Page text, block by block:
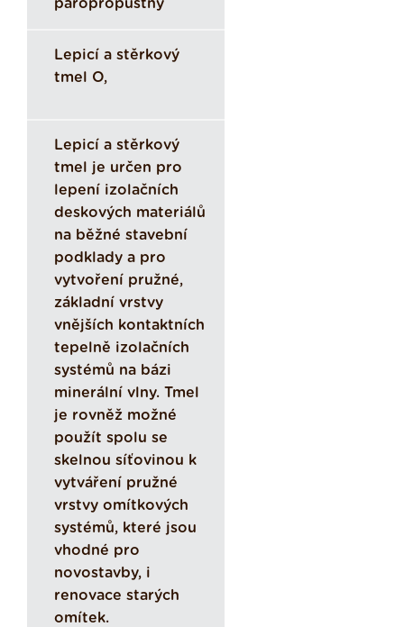
paropropustný
Lepicí a stěrkový
tmel O,
Lepicí a stěrkový
tmel je určen pro
lepení izolačních
deskových materiálů
na běžné stavební
podklady a pro
vytvoření pružné,
základní vrstvy
vnějších kontaktních
tepelně izolačních
systémů na bázi
minerální vlny. Tmel
je rovněž možné
použít spolu se
skelnou síťovinou k
vytváření pružné
vrstvy omítkových
systémů, které jsou
vhodné pro
novostavby, i
renovace starých
omítek.